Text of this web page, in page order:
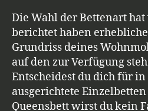
Die Wahl der Bettenart
berichtet haben
Grundriss deines
auf den zur Verfügung
Entscheidest du dich für
ausgerichtete
Queensbett wirst du kein